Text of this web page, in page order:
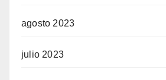
agosto 2023
julio 2023